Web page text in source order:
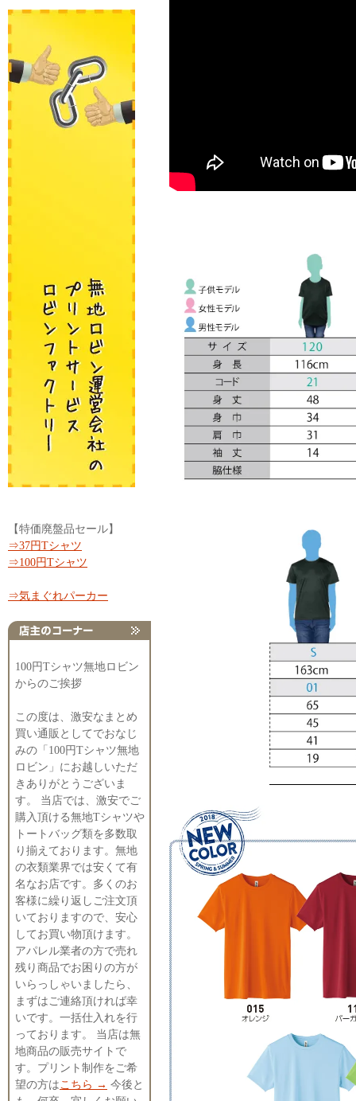
【特価廃盤品セール】
⇒37円Tシャツ
⇒100円Tシャツ
⇒気まぐれパーカー
100円Tシャツ無地ロビン
からのご挨拶
この度は、激安なまとめ
買い通販としてでおなじ
みの「100円Tシャツ無地
ロビン」にお越しいただ
きありがとうございま
す。 当店では、激安でご
購入頂ける無地Tシャツや
トートバッグ類を多数取
り揃えております。無地
の衣類業界では安くて有
名なお店です。多くのお
客様に繰り返しご注文頂
いておりますので、安心
してお買い物頂けます。
アパレル業者の方で売れ
残り商品でお困りの方が
いらっしゃいましたら、
まずはご連絡頂ければ幸
いです。一括仕入れを行
っております。 当店は無
地商品の販売サイトで
す。プリント制作をご希
望の方はこちら → 今後と